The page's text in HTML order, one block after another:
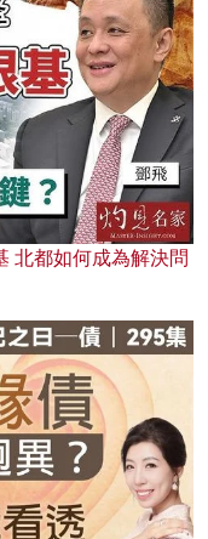
北都如何成為解決問